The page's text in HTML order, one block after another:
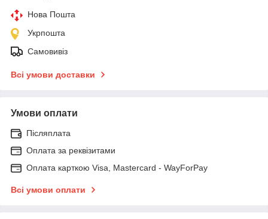
Нова Пошта
Укрпошта
Самовивіз
Всі умови доставки
Умови оплати
Післяплата
Оплата за реквізитами
Оплата карткою Visa, Mastercard - WayForPay
Всі умови оплати